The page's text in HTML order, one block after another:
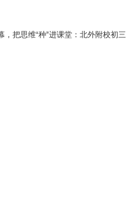
，把思维“种”进课堂：北外附校初三